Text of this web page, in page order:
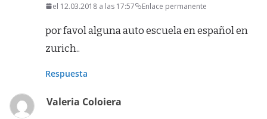
el 12.03.2018 a las 17:57 Enlace permanente
por favol alguna auto escuela en español en
zurich..
Respuesta
Valeria Coloiera